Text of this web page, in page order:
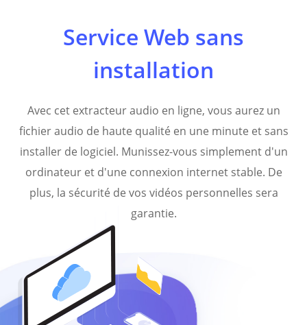
Service Web sans
installation
Avec cet extracteur audio en ligne, vous aurez un
fichier audio de haute qualité en une minute et sans
installer de logiciel. Munissez-vous simplement d'un
ordinateur et d'une connexion internet stable. De
plus, la sécurité de vos vidéos personnelles sera
garantie.